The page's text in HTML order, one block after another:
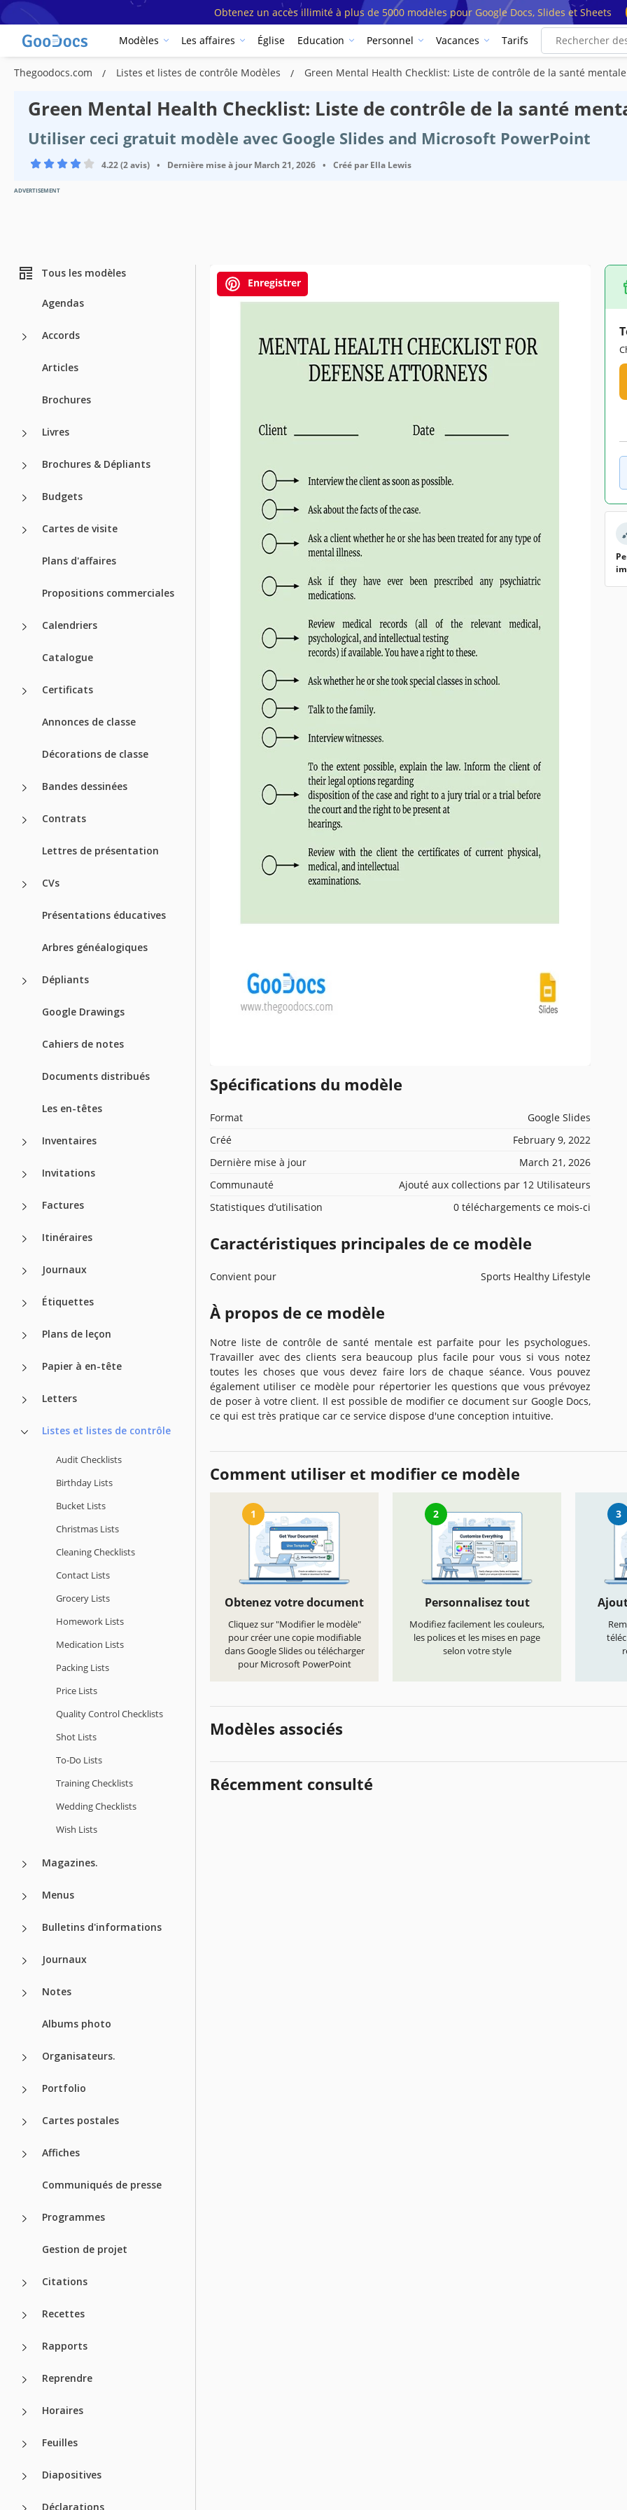
Obtenez un accès illimité à plus de 5000 modèles pour Google Docs, Slides et Sheets
Modèles Les affaires Église Education Personnel Vacances Tarifs
Thegoodocs.com Listes et listes de contrôle Modèles Green Mental Health Checklist: Liste de contrôle de la santé
Green Mental Health Checklist: Liste de contrôle de la santé
Utiliser ceci gratuit modèle avec Google Slides and Microsoft PowerPoint
4.22 (2 avis) • Dernière mise à jour March 21, 2026 • Créé par Ella Lewis
ADVERTISEMENT
Tous les modèles
Agendas
Accords
Articles
Brochures
Livres
Brochures & Dépliants
Budgets
Cartes de visite
Plans d'affaires
Propositions commerciales
Calendriers
Catalogue
Certificats
Annonces de classe
Décorations de classe
Bandes dessinées
Contrats
Lettres de présentation
CVs
Présentations éducatives
Arbres généalogiques
Dépliants
Google Drawings
Cahiers de notes
Documents distribués
Les en-têtes
Inventaires
Invitations
Factures
Itinéraires
Journaux
Étiquettes
Plans de leçon
Papier à en-tête
Letters
Listes et listes de contrôle
Audit Checklists
Birthday Lists
Bucket Lists
Christmas Lists
Cleaning Checklists
Contact Lists
Grocery Lists
Homework Lists
Medication Lists
Packing Lists
Price Lists
Quality Сontrol Checklists
Shot Lists
To-Do Lists
Training Checklists
Wedding Checklists
Wish Lists
Magazines.
Menus
Bulletins d'informations
Journaux
Notes
Albums photo
Organisateurs.
Portfolio
Cartes postales
Affiches
Communiqués de presse
Programmes
Gestion de projet
Citations
Recettes
Rapports
Reprendre
Horaires
Feuilles
Diapositives
Déclarations
Enregistrer
Spécifications du modèle
Format
Google Slides
Créé
February 9, 2022
Dernière mise à jour
March 21, 2026
Communauté
Ajouté aux collections par 12 Utilisateurs
Statistiques d’utilisation
0 téléchargements ce mois-ci
Caractéristiques principales de ce modèle
Convient pour Sports Healthy Lifestyle
À propos de ce modèle
Notre liste de contrôle de santé mentale est parfaite pour les psychologues.
Travailler avec des clients sera beaucoup plus facile pour vous si vous notez
toutes les choses que vous devez faire lors de chaque séance. Vous pouvez
également utiliser ce modèle pour répertorier les questions que vous prévoyez
de poser à votre client. Il est possible de modifier ce document sur Google Docs,
ce qui est très pratique car ce service dispose d'une conception intuitive.
Comment utiliser et modifier ce modèle
1
Obtenez votre document
Cliquez sur "Modifier le modèle"
pour créer une copie modifiable
dans Google Slides ou télécharger
pour Microsoft PowerPoint
2
Personnalisez tout
Modifiez facilement les couleurs,
les polices et les mises en page
selon votre style
3
Modèles associés
Récemment consulté